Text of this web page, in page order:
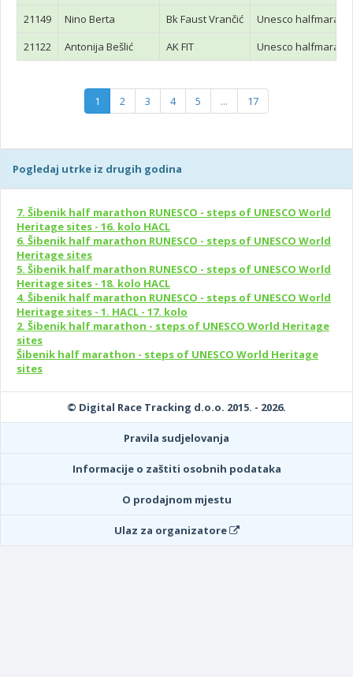
21149
Nino Berta Bk Faust Vrančić
Unesco
21122
Antonija Bešlić AK FIT Unesco
1 2 3 4 5 ... 17
Pogledaj utrke iz drugih godina
7. Šibenik half marathon RUNESCO - steps of UNESCO World
Heritage sites - 16. kolo HACL
6. Šibenik half marathon RUNESCO - steps of UNESCO World
Heritage sites
5. Šibenik half marathon RUNESCO - steps of UNESCO World
Heritage sites - 18. kolo HACL
4. Šibenik half marathon RUNESCO - steps of UNESCO World
Heritage sites - 1. HACL - 17. kolo
2. Šibenik half marathon - steps of UNESCO World Heritage
sites
Šibenik half marathon - steps of UNESCO World Heritage
sites
© Digital Race Tracking d.o.o. 2015. - 2026.
Pravila sudjelovanja
Informacije o zaštiti osobnih podataka
O prodajnom mjestu
Ulaz za organizatore